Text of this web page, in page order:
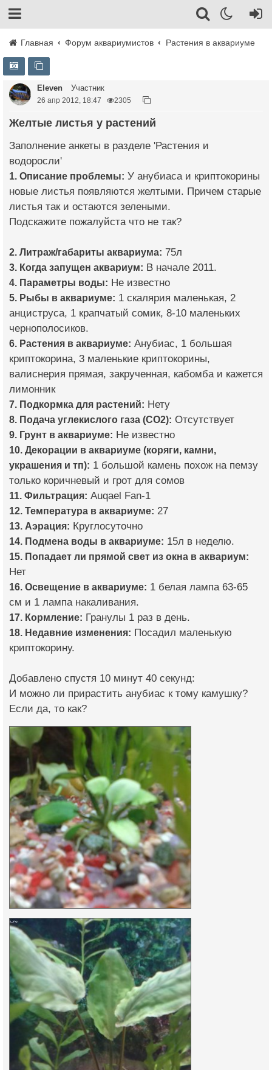
Главная Форум аквариумистов Растения в аквариуме
Eleven Участник
26 апр 2012, 18:47 2305
Желтые листья у растений
Заполнение анкеты в разделе 'Растения и
водоросли'
1. Описание проблемы: У анубиаса и криптокорины
новые листья появляются желтыми. Причем старые
листья так и остаются зелеными.
Подскажите пожалуйста что не так?
2. Литраж/габариты аквариума: 75л
3. Когда запущен аквариум: В начале 2011.
4. Параметры воды: Не известно
5. Рыбы в аквариуме: 1 скалярия маленькая, 2
анциструса, 1 крапчатый сомик, 8-10 маленьких
чернополосиков.
6. Растения в аквариуме: Анубиас, 1 большая
криптокорина, 3 маленькие криптокорины,
валиснерия прямая, закрученная, кабомба и кажется
лимонник
7. Подкормка для растений: Нету
8. Подача углекислого газа (CO2): Отсутствует
9. Грунт в аквариуме: Не известно
10. Декорации в аквариуме (коряги, камни,
украшения и тп): 1 большой камень похож на пемзу
только коричневый и грот для сомов
11. Фильтрация: Auqael Fan-1
12. Температура в аквариуме: 27
13. Аэрация: Круглосуточно
14. Подмена воды в аквариуме: 15л в неделю.
15. Попадает ли прямой свет из окна в аквариум:
Нет
16. Освещение в аквариуме: 1 белая лампа 63-65
см и 1 лампа накаливания.
17. Кормление: Гранулы 1 раз в день.
18. Недавние изменения: Посадил маленькую
криптокорину.
Добавлено спустя 10 минут 40 секунд:
И можно ли прирастить анубиас к тому камушку?
Если да, то как?